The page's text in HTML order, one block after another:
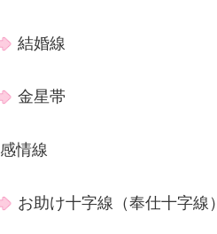
結婚線
金星帯
感情線
お助け十字線（奉仕十字線）